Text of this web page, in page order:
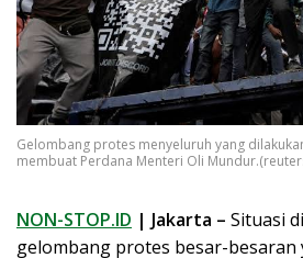
Gelombang protes menyeluruh yang
membuat Perdana Menteri Oli
NON-STOP.ID | Jakarta – Situasi
gelombang protes besar-besaran